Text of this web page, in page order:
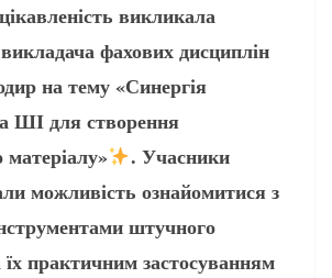
викликала
фахових дисциплін
на тему «Синергія
ШІ для створення
. Учасники
можливість ознайомитися з
штучного
їх практичним застосуванням